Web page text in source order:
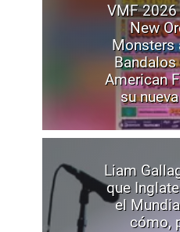
VMF 2026
New
Monsters
Bandalos
American
su
Liam
que
el
cómo,